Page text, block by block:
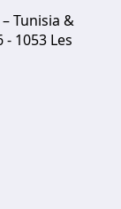
Tunisia &
1053 Les